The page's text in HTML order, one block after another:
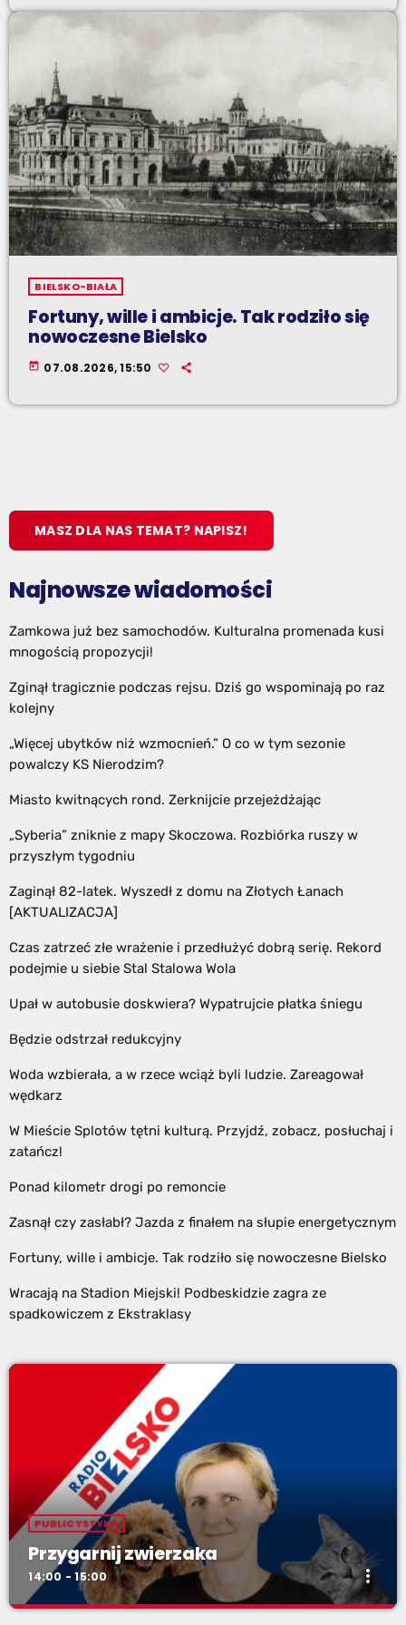
BIELSKO-BIAŁA
Fortuny, wille i ambicje. Tak rodziło się
nowoczesne Bielsko
today 07.08.2026, 15:50
MASZ DLA NAS TEMAT? NAPISZ!
Najnowsze wiadomości
Zamkowa już bez samochodów. Kulturalna promenada kusi
mnogością propozycji!
Zginął tragicznie podczas rejsu. Dziś go wspominają po raz
kolejny
„Więcej ubytków niż wzmocnień.” O co w tym sezonie
powalczy KS Nierodzim?
Miasto kwitnących rond. Zerknijcie przejeżdżając
„Syberia” zniknie z mapy Skoczowa. Rozbiórka ruszy w
przyszłym tygodniu
Zaginął 82-latek. Wyszedł z domu na Złotych Łanach
[AKTUALIZACJA]
Czas zatrzeć złe wrażenie i przedłużyć dobrą serię. Rekord
podejmie u siebie Stal Stalowa Wola
Upał w autobusie doskwiera? Wypatrujcie płatka śniegu
Będzie odstrzał redukcyjny
Woda wzbierała, a w rzece wciąż byli ludzie. Zareagował
wędkarz
W Mieście Splotów tętni kulturą. Przyjdź, zobacz, posłuchaj i
zatańcz!
Ponad kilometr drogi po remoncie
Zasnął czy zasłabł? Jazda z finałem na słupie energetycznym
Fortuny, wille i ambicje. Tak rodziło się nowoczesne Bielsko
Wracają na Stadion Miejski! Podbeskidzie zagra ze
spadkowiczem z Ekstraklasy
PUBLICYSTYKA
Przygarnij zwierzaka
14:00 - 15:00 more_vert